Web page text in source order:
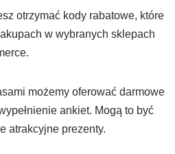
otrzymać kody rabatowe, które
w wybranych sklepach
możemy oferować darmowe
ankiet. Mogą to być
atrakcyjne prezenty.